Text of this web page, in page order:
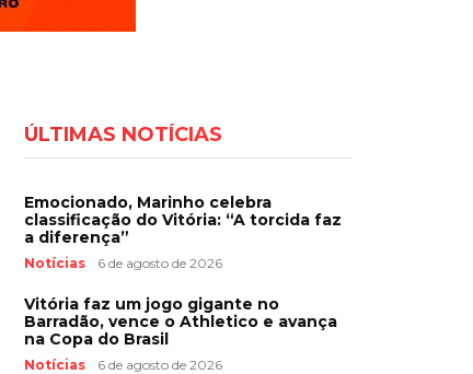
ÚLTIMAS NOTÍCIAS
Emocionado, Marinho celebra
classificação do Vitória: “A torcida faz
a diferença”
Notícias 6 de agosto de 2026
Vitória faz um jogo gigante no
Barradão, vence o Athletico e avança
na Copa do Brasil
Notícias 6 de agosto de 2026